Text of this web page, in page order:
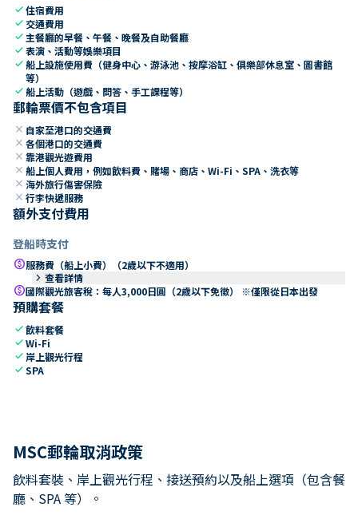
check住宿費用
check 交通費用
check 主餐廳的早餐、午餐、晚餐及自助餐廳
check表演、活動等娛樂項目
check船上設施使用費（健身中心、游泳池、按摩浴缸、俱樂部休息室、圖書館
等）
check船上活動（遊戲、問答、手工課程等）
郵輪票價不包含項目
close 自家至港口的交通費
close 各個港口的交通費
close 靠港觀光遊費用
close 船上個人費用，例如飲料費、賭場、商店、Wi-Fi、SPA、洗衣等
close 海外旅行傷害保險
close 行李快遞服務
額外支付費用
登船時支付
paid服務費（船上小費）（2歲以下不適用）
keyboard_arrow_right 查看詳情
paid國際觀光旅客稅：每人3,000日圓（2歲以下免徵） ※僅限從日本出發
預購套餐
check飲料套餐
checkWi-Fi
check 岸上觀光行程
checkSPA
MSC郵輪取消政策
飲料套裝、岸上觀光行程、接送預約以及船上選項（包含餐
廳、SPA 等）。